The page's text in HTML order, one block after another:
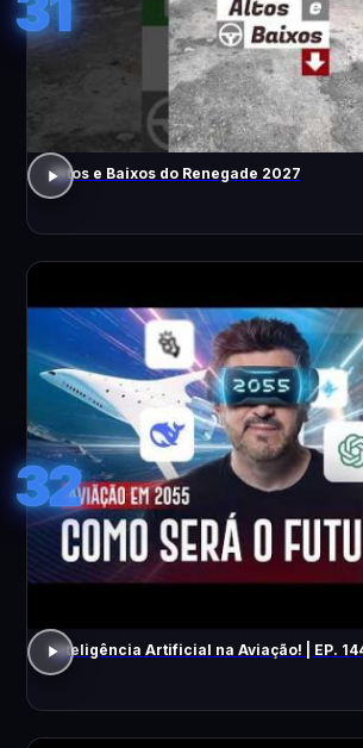
Altos e Baixos do Renegade 2027
32
Inteligência Artificial na Aviação! | EP.